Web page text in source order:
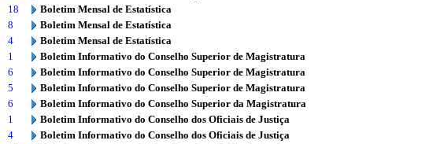
18
Boletim Mensal de Estatística
8
Boletim Mensal de Estatística
4
Boletim Mensal de Estatística
1
Boletim Informativo do Conselho Superior de Magistratura
6
Boletim Informativo do Conselho Superior de Magistratura
5
Boletim Informativo do Conselho Superior de Magistratura
6
Boletim Informativo do Conselho Superior da Magistratura
1
Boletim Informativo do Conselho dos Oficiais de Justiça
4
Boletim Informativo do Conselho dos Oficiais de Justiça